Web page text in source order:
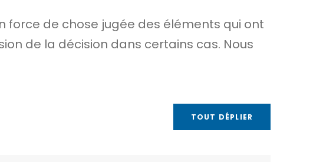
force de chose jugée des éléments qui ont
de la décision dans certains cas. Nous
TOUT DÉPLIER